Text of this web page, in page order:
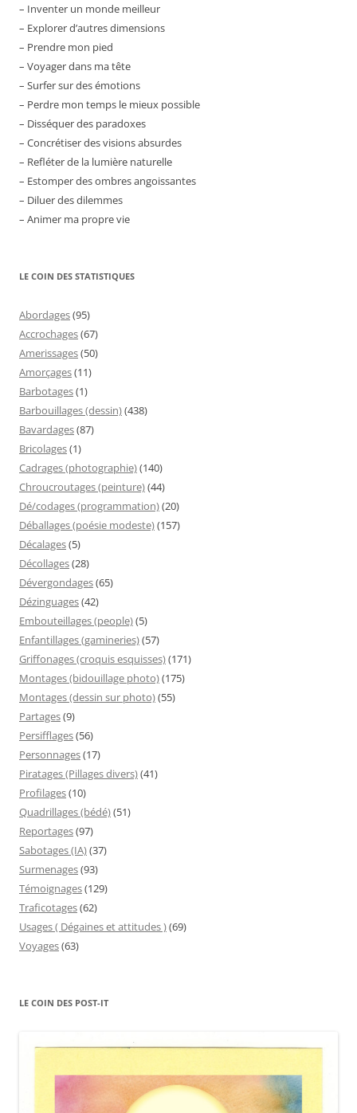
– Inventer un monde meilleur
– Explorer d’autres dimensions
– Prendre mon pied
– Voyager dans ma tête
– Surfer sur des émotions
– Perdre mon temps le mieux possible
– Disséquer des paradoxes
– Concrétiser des visions absurdes
– Refléter de la lumière naturelle
– Estomper des ombres angoissantes
– Diluer des dilemmes
– Animer ma propre vie
LE COIN DES STATISTIQUES
Abordages(95)
Accrochages(67)
Amerissages(50)
Amorçages(11)
Barbotages(1)
Barbouillages (dessin)(438)
Bavardages(87)
Bricolages(1)
Cadrages (photographie)(140)
Chroucroutages (peinture)(44)
Dé/codages (programmation)(20)
Déballages (poésie modeste)(157)
Décalages(5)
Décollages(28)
Dévergondages(65)
Dézinguages(42)
Embouteillages (people)(5)
Enfantillages (gamineries)(57)
Griffonages (croquis esquisses)(171)
Montages (bidouillage photo)(175)
Montages (dessin sur photo)(55)
Partages(9)
Persifflages(56)
Personnages(17)
Piratages (Pillages divers)(41)
Profilages(10)
Quadrillages (bédé)(51)
Reportages(97)
Sabotages (IA)(37)
Surmenages(93)
Témoignages(129)
Traficotages(62)
Usages ( Dégaines et attitudes )(69)
Voyages(63)
LE COIN DES POST-IT